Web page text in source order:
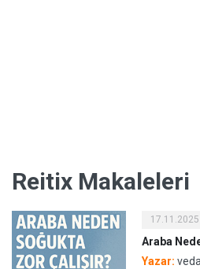
Reitix Makaleleri
17.11.2025
Araba
Yazar: